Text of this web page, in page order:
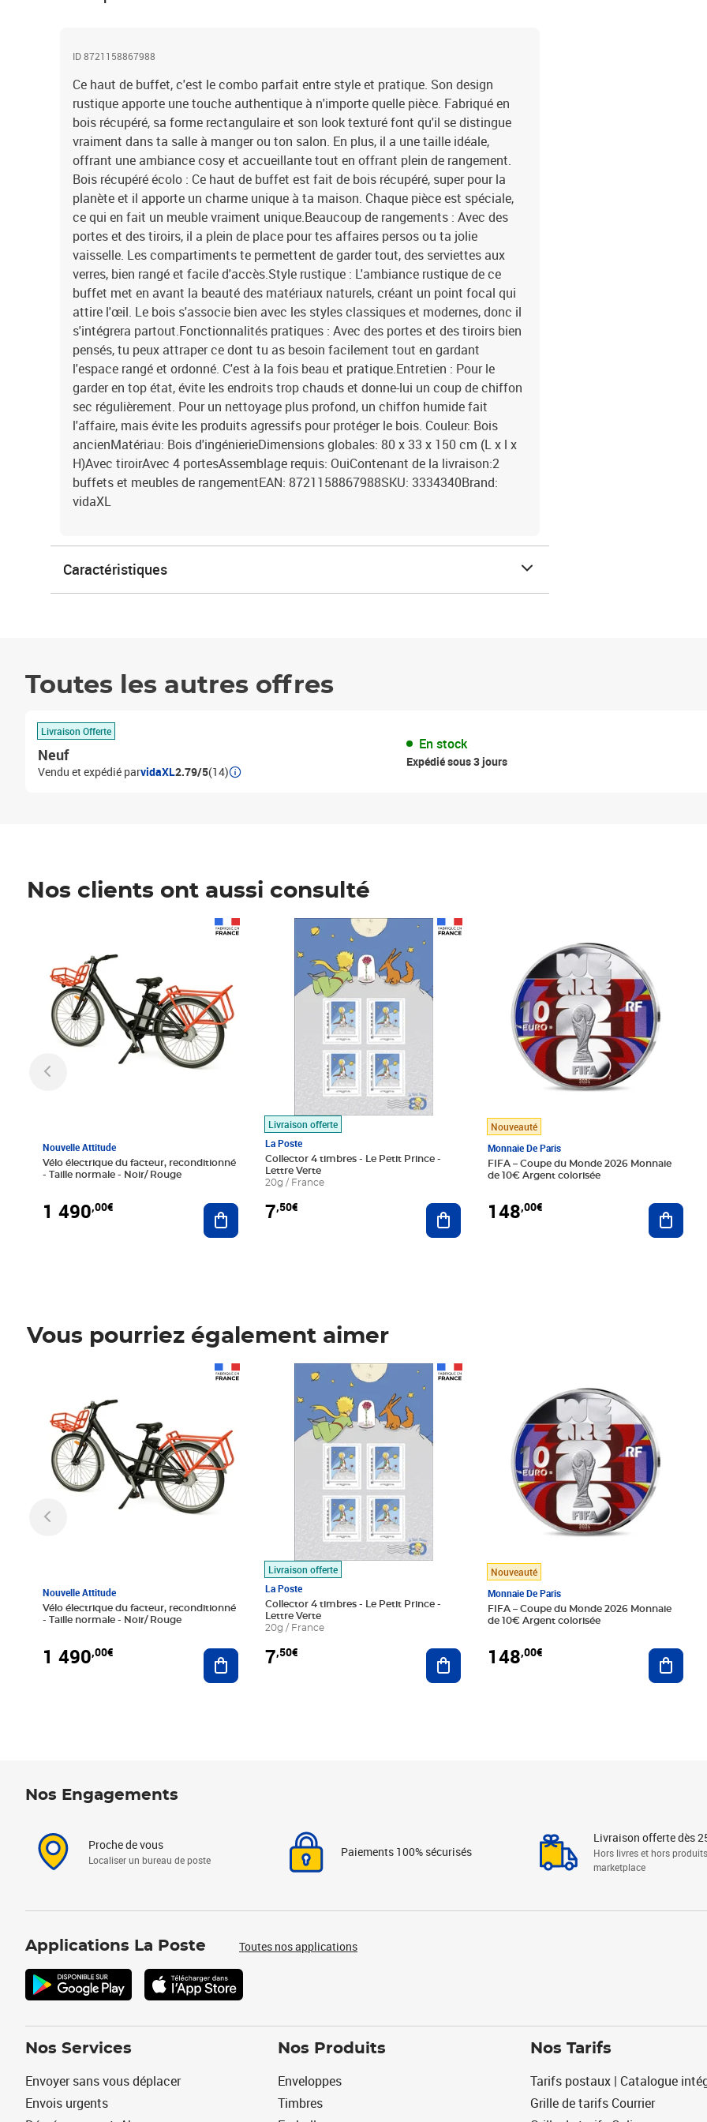
ID 8721158867988
Ce haut de buffet, c'est le combo parfait entre style et pratique. Son design
rustique apporte une touche authentique à n'importe quelle pièce. Fabriqué en
bois récupéré, sa forme rectangulaire et son look texturé font qu'il se distingue
vraiment dans ta salle à manger ou ton salon. En plus, il a une taille idéale,
offrant une ambiance cosy et accueillante tout en offrant plein de rangement.
Bois récupéré écolo : Ce haut de buffet est fait de bois récupéré, super pour la
planète et il apporte un charme unique à ta maison. Chaque pièce est spéciale,
ce qui en fait un meuble vraiment unique.Beaucoup de rangements : Avec des
portes et des tiroirs, il a plein de place pour tes affaires persos ou ta jolie
vaisselle. Les compartiments te permettent de garder tout, des serviettes aux
verres, bien rangé et facile d'accès.Style rustique : L'ambiance rustique de ce
buffet met en avant la beauté des matériaux naturels, créant un point focal qui
attire l'œil. Le bois s'associe bien avec les styles classiques et modernes, donc il
s'intégrera partout.Fonctionnalités pratiques : Avec des portes et des tiroirs bien
pensés, tu peux attraper ce dont tu as besoin facilement tout en gardant
l'espace rangé et ordonné. C'est à la fois beau et pratique.Entretien : Pour le
garder en top état, évite les endroits trop chauds et donne-lui un coup de chiffon
sec régulièrement. Pour un nettoyage plus profond, un chiffon humide fait
l'affaire, mais évite les produits agressifs pour protéger le bois. Couleur: Bois
ancienMatériau: Bois d'ingénierieDimensions globales: 80 x 33 x 150 cm (L x l x
H)Avec tiroirAvec 4 portesAssemblage requis: OuiContenant de la livraison:2
buffets et meubles de rangementEAN: 8721158867988SKU: 3334340Brand:
vidaXL
Caractéristiques
Toutes les autres offres
Livraison Offerte
Neuf
Vendu et expédié parvidaXL2.79/5(14)
En stock
Expédié sous 3 jours
Nos clients ont aussi consulté
Nouvelle Attitude
Vélo électrique du facteur, reconditionné
- Taille normale - Noir/ Rouge
1 490,00€ Ajouter au panier
Livraison offerte
La Poste
Collector 4 timbres - Le Petit Prince -
Lettre Verte
20g / France
7,50€
Prix 7,50€
Ajouter au panier
Nouveauté
Monnaie De Paris
FIFA – Coupe du Monde 2026 Monnaie
de 10€ Argent colorisée
148,00€
Vous pourriez également aimer
Nouvelle Attitude
Vélo électrique du facteur, reconditionné
- Taille normale - Noir/ Rouge
1 490,00€ Ajouter au panier
Livraison offerte
La Poste
Collector 4 timbres - Le Petit Prince -
Lettre Verte
20g / France
7,50€
Prix 7,50€
Ajouter au panier
Nouveauté
Monnaie De Paris
FIFA – Coupe du Monde 2026 Monnaie
de 10€ Argent colorisée
148,00€
Nos Engagements
Proche de vous
Localiser un bureau de poste
Paiements 100% sécurisés
Livraison offerte dès
Hors livres et hors produits
marketplace
Applications La Poste Toutes nos applications
Nos Services
Envoyer sans vous déplacer
Envois urgents
Nos Produits
Enveloppes
Timbres
Nos Tarifs
Tarifs postaux | Catalogue
Grille de tarifs Courrier